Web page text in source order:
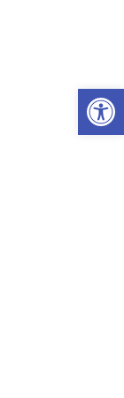
פתח סרגל נגישות